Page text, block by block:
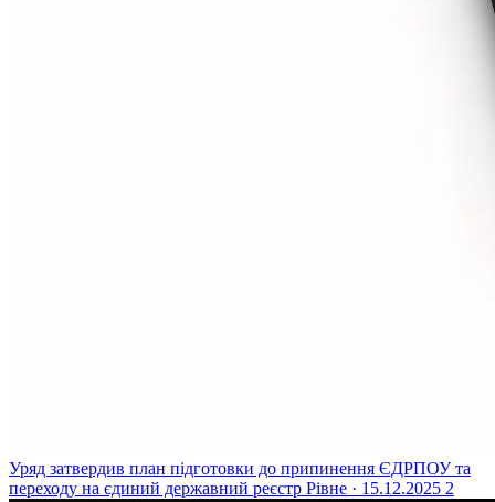
Уряд затвердив план підготовки до припинення ЄДРПОУ та
переходу на єдиний державний реєстр Рівне · 15.12.2025 2